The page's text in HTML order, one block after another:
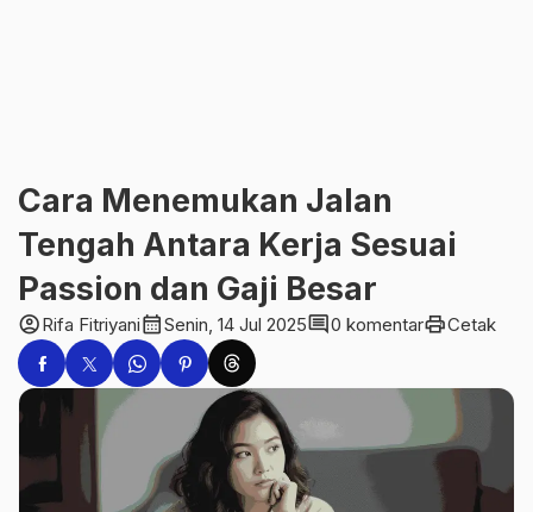
Cara Menemukan Jalan
Tengah Antara Kerja Sesuai
Passion dan Gaji Besar
account_circleRifa Fitriyanicalendar_monthSenin, 14 Jul 2025comment0 komentarprintCetak